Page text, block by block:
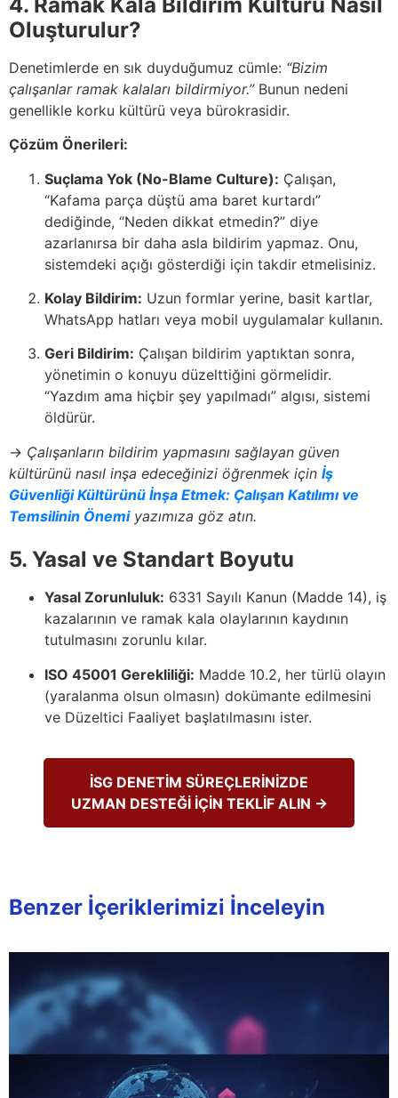
Oluşturulur?
Denetimlerde en sık duyduğumuz cümle: “Bizim
çalışanlar ramak kalaları bildirmiyor.”Bunun nedeni
genellikle korku kültürü veya bürokrasidir.
Çözüm Önerileri:
Suçlama Yok (No-Blame Culture): Çalışan,
“Kafama parça düştü ama baret kurtardı”
dediğinde, “Neden dikkat etmedin?” diye
azarlanırsa bir daha asla bildirim yapmaz. Onu,
sistemdeki açığı gösterdiği için takdir etmelisiniz.
Kolay Bildirim: Uzun formlar yerine, basit kartlar,
WhatsApp hatları veya mobil uygulamalar kullanın.
Geri Bildirim: Çalışan bildirim yaptıktan sonra,
yönetimin o konuyu düzelttiğini görmelidir.
“Yazdım ama hiçbir şey yapılmadı” algısı, sistemi
öldürür.
→ Çalışanların bildirim yapmasını sağlayan güven
kültürünü nasıl inşa edeceğinizi öğrenmek için İş
Güvenliği Kültürünü İnşa Etmek: Çalışan Katılımı ve
Temsilinin Önemiyazımıza göz atın.
5. Yasal ve Standart Boyutu
Yasal Zorunluluk: 6331 Sayılı Kanun (Madde 14), iş
kazalarının ve ramak kala olaylarının kaydının
tutulmasını zorunlu kılar.
ISO 45001 Gerekliliği: Madde 10.2, her türlü olayın
(yaralanma olsun olmasın) dokümante edilmesini
ve Düzeltici Faaliyet başlatılmasını ister.
İSG DENETİM SÜREÇLERİNİZDE
UZMAN DESTEĞİ İÇİN TEKLİF ALIN →
Benzer İçeriklerimizi İnceleyin